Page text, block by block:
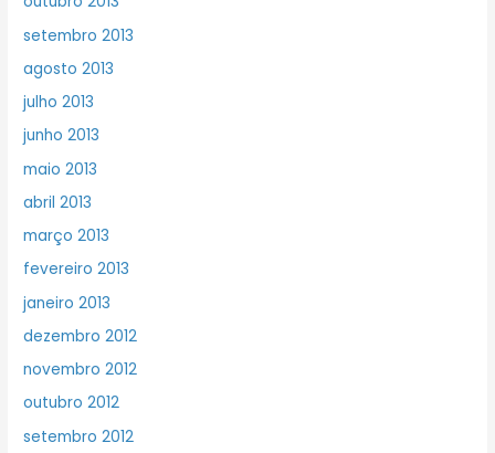
setembro 2013
agosto 2013
julho 2013
junho 2013
maio 2013
abril 2013
março 2013
fevereiro 2013
janeiro 2013
dezembro 2012
novembro 2012
outubro 2012
setembro 2012